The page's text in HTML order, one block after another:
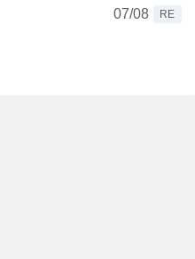
07/08 RE